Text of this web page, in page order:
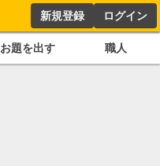
新規登録 ログイン
お題を出す 職人